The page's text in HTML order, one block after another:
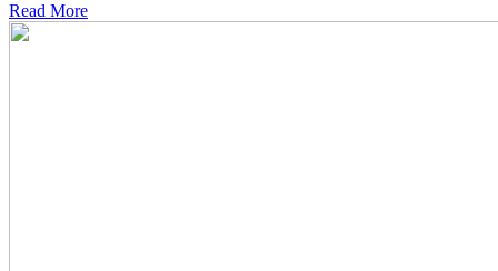
Read More